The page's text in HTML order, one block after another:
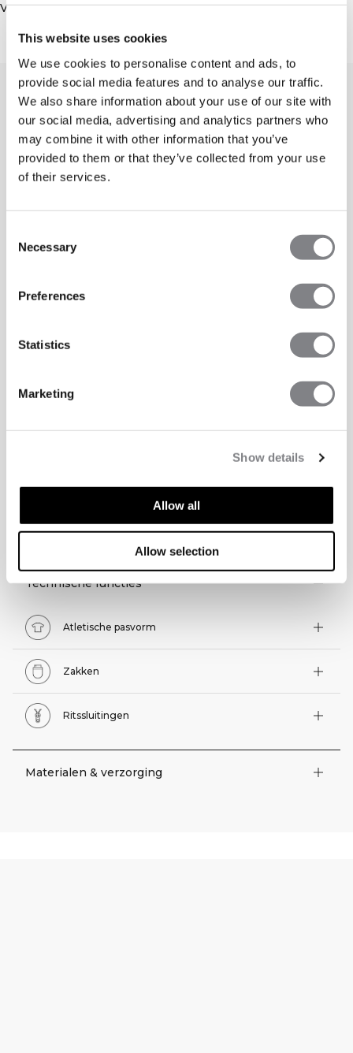
This website uses cookies
We use cookies to personalise content and ads, to
provide social media features and to analyse our traffic.
We also share information about your use of our site with
our social media, advertising and analytics partners who
may combine it with other information that you’ve
provided to them or that they’ve collected from your use
of their services.
Selection
Necessary
Preferences
Statistics
Marketing
Show details
Allow all
Allow selection
Vergelijkbare producten
TECHNISCHE ASPECTEN
Technische functies
Atletische pasvorm
Zakken
Ritssluitingen
Materialen & verzorging